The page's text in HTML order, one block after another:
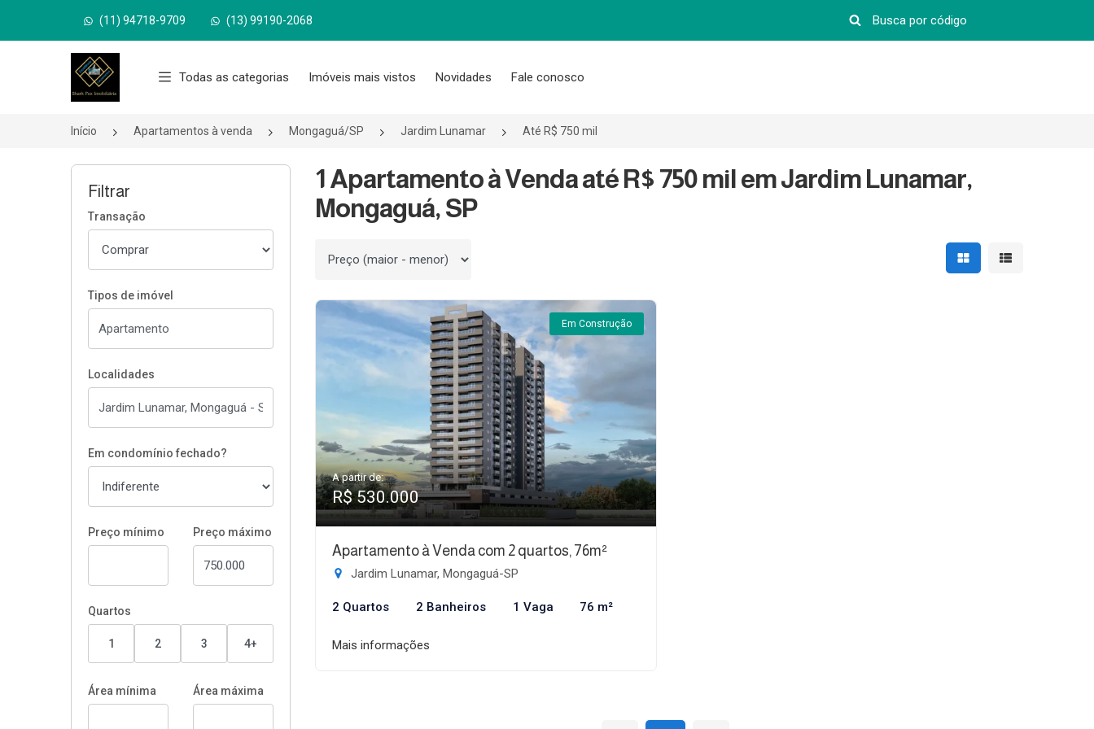
(11) 94718-9709 (13) 99190-2068
Página inicial
Todas as categorias Imóveis mais vistos Novidades Fale conosco
Início Apartamentos à venda Mongaguá/SP Jardim Lunamar Até R$ 750 mil
Filtrar
Transação
Tipos de imóvel
Localidades
Em condomínio fechado?
Preço mínimo Preço máximo
Quartos
1 2 3 4+
Área mínima Área máxima
1 Apartamento à Venda até R$ 750 mil em Jardim Lunamar,
Mongaguá, SP
Ordenar por Mostrar resultados em
Mostrar
Em Construção
A partir de:
R$ 530.000
Apartamento à Venda com 2 quartos, 76m²
Jardim Lunamar, Mongaguá-SP
2 Quartos 2 Banheiros 1 Vaga 76 m²
Mais informações